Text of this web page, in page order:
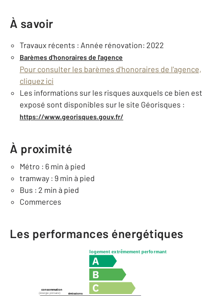
À savoir
Travaux récents : Année rénovation: 2022
Barèmes d'honoraires de l'agence
Pour consulter les barèmes d'honoraires de l'agence,
cliquez ici
Les informations sur les risques auxquels ce bien est
exposé sont disponibles sur le site Géorisques :
https://www.georisques.gouv.fr/
À proximité
Métro : 6 min à pied
tramway : 9 min à pied
Bus : 2 min à pied
Commerces
Les performances énergétiques
logement extrêmement performant
consommation
émissions
(énergie primaire)